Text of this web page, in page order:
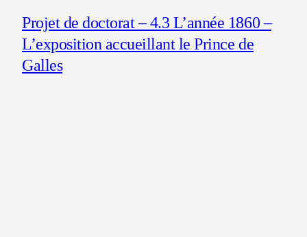
Projet de doctorat – 4.3 L’année 1860 –
L’exposition accueillant le Prince de
Galles